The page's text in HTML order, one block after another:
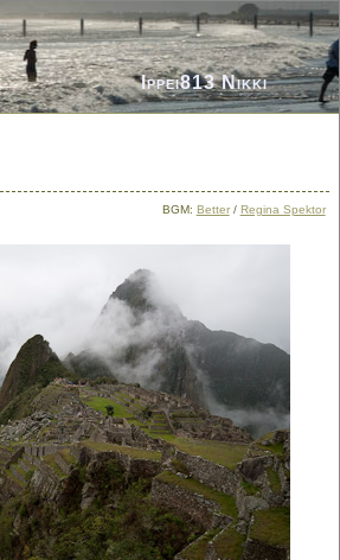
Ippei813 Nikki
BGM: Better/ Regina Spektor